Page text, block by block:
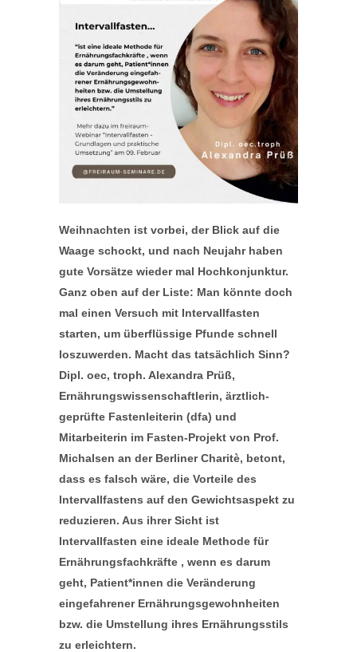
Weihnachten ist vorbei, der Blick auf die
Waage schockt, und nach Neujahr haben
gute Vorsätze wieder mal Hochkonjunktur.
Ganz oben auf der Liste: Man könnte doch
mal einen Versuch mit Intervallfasten
starten, um überflüssige Pfunde schnell
loszuwerden. Macht das tatsächlich Sinn?
Dipl. oec, troph. Alexandra Prüß,
Ernährungswissenschaftlerin, ärztlich-
geprüfte Fastenleiterin (dfa) und
Mitarbeiterin im Fasten-Projekt von Prof.
Michalsen an der Berliner Charitè, betont,
dass es falsch wäre, die Vorteile des
Intervallfastens auf den Gewichtsaspekt zu
reduzieren. Aus ihrer Sicht ist
Intervallfasten eine ideale Methode für
Ernährungsfachkräfte , wenn es darum
geht, Patient*innen die Veränderung
eingefahrener Ernährungsgewohnheiten
bzw. die Umstellung ihres Ernährungsstils
zu erleichtern.